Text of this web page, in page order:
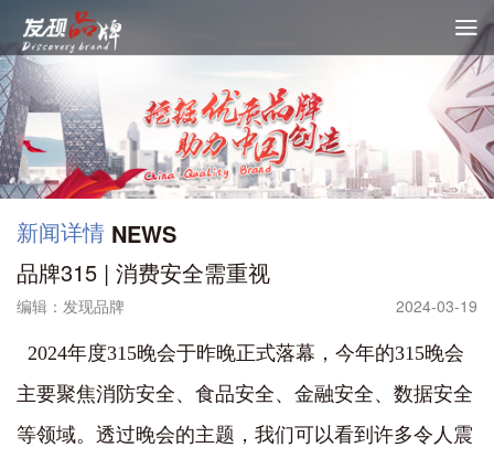

新闻详情 NEWS
品牌315 | 消费安全需重视
编辑：发现品牌 2024-03-19
2024年度315晚会于昨晚正式落幕，今年的315晚会
主要聚焦消防安全、食品安全、金融安全、数据安全
等领域。透过晚会的主题，我们可以看到许多令人震